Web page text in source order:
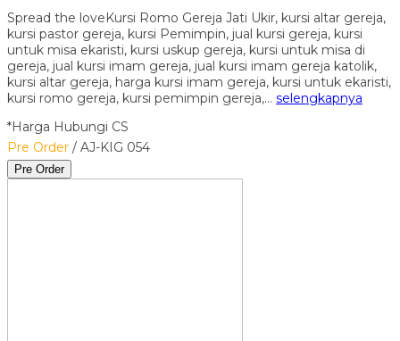
Spread the loveKursi Romo Gereja Jati Ukir, kursi altar gereja,
kursi pastor gereja, kursi Pemimpin, jual kursi gereja, kursi
untuk misa ekaristi, kursi uskup gereja, kursi untuk misa di
gereja, jual kursi imam gereja, jual kursi imam gereja katolik,
kursi altar gereja, harga kursi imam gereja, kursi untuk ekaristi,
kursi romo gereja, kursi pemimpin gereja,… selengkapnya
*Harga Hubungi CS
Pre Order / AJ-KIG 054
Pre Order